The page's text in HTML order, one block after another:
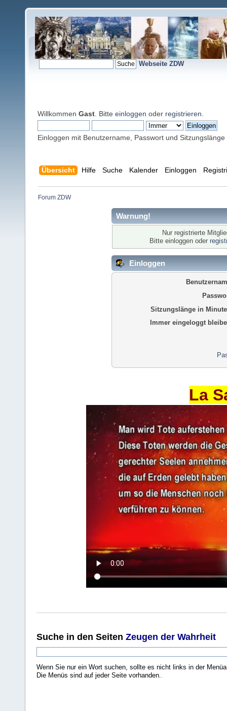
Webseite ZDW
Willkommen Gast . Bitte einloggen oder registrieren
Einloggen mit Benutzername, Passwort und Sitzungslänge
Übersicht Hilfe Suche Kalender Einloggen
Forum ZDW
Warnung!
Nur registrierte
Bitte einloggen oder
Einloggen
Sitzungslänge in
Immer eingeloggt
La
Suche in den Seiten Zeugen der Wahrheit
Wenn Sie nur ein Wort suchen, sollte es nicht links in der
Die Menüs sind auf jeder Seite vorhanden..